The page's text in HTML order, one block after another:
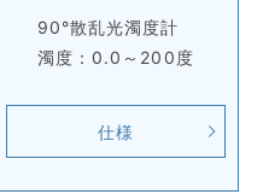
90°散乱光濁度計
濁度：0.0～200度
仕様